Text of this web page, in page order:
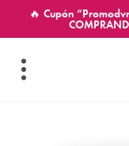
🔥 Cupón